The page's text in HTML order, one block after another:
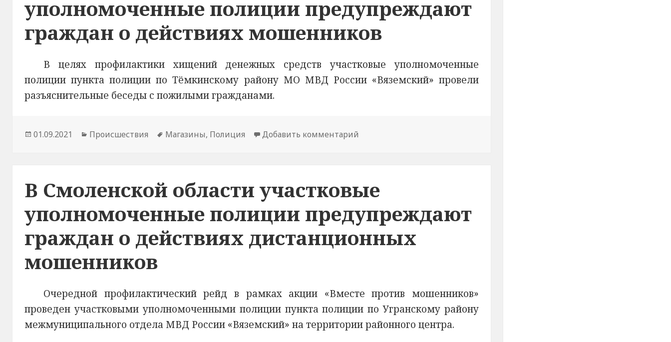
уполномоченные полиции предупреждают
граждан о действиях мошенников
В целях профилактики хищений денежных средств участковые уполномоченные
полиции пункта полиции по Тёмкинскому району МО МВД России «Вяземский» провели
разъяснительные беседы с пожилыми гражданами.
Опубликовано
01.09.2021 Рубрики
Происшествия Метки
Магазины, Полиция Добавить комментарий
В Смоленской области участковые
уполномоченные полиции предупреждают
граждан о действиях дистанционных
мошенников
Очередной профилактический рейд в рамках акции «Вместе против мошенников»
проведен участковыми уполномоченными полиции пункта полиции по Угранскому району
межмуниципального отдела МВД России «Вяземский» на территории районного центра.